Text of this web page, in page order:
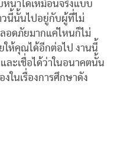
หน้าได้เหมือนจริงแบบ
วนี้นั้นไปอยู่กับผู้ที่ไม่
อดภัยมากแค่ไหนก็ไม่
ให้คุณได้อีกต่อไป งานนี้
ละเชื่อได้ว่าในอนาคตนั้น
งในเรื่องการศึกษาดัง